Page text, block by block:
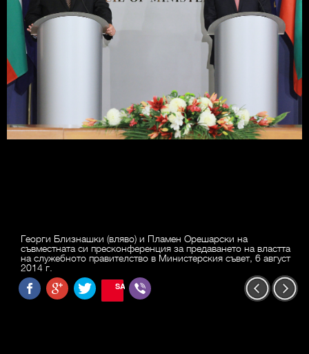
Георги Близнашки (вляво) и Пламен Орешарски на
съвместната си пресконференция за предаването на властта
на служебното правителство в Министерския съвет, 6 август
2014 г.
SAVE